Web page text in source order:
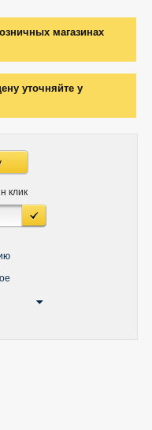
магазинах
уточняйте у
клик